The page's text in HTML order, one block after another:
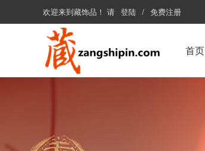
欢迎来到藏饰品 ！ 请 登陆 / 免费注册
首页